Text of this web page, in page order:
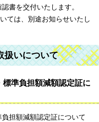
書を交付いたします。
ては、別途お知らせいたし
扱いについて
準負担額減額認定証に
担額減額認定証について